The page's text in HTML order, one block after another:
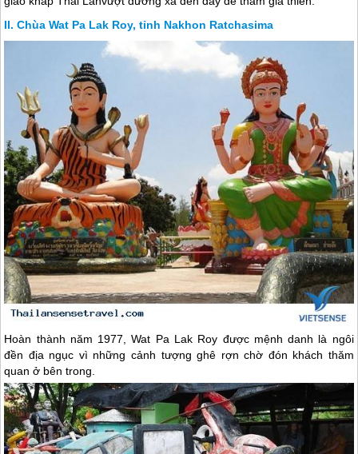
Chùa Wat Pa Lak Roy, tỉnh Nakhon Ratchasima
Hoàn thành năm 1977, Wat Pa Lak Roy được mệnh danh là ngôi
đền địa ngục vì những cảnh tượng ghê rợn chờ đón khách thăm
quan ở bên trong.